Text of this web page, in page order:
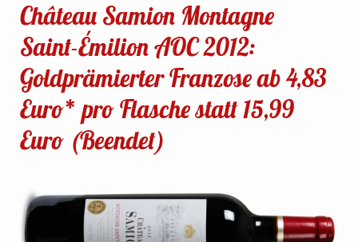
Château Samion Montagne
Saint-Émilion AOC 2012:
Goldprämierter Franzose ab 4,83
Euro* pro Flasche statt 15,99
Euro (Beendet)